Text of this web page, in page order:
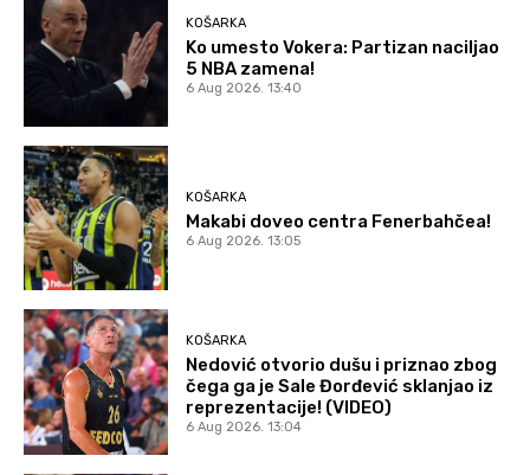
KOŠARKA
Ko umesto Vokera: Partizan naciljao
5 NBA zamena!
6 Aug 2026. 13:40
KOŠARKA
Makabi doveo centra Fenerbahčea!
6 Aug 2026. 13:05
KOŠARKA
Nedović otvorio dušu i priznao zbog
čega ga je Sale Đorđević sklanjao iz
reprezentacije! (VIDEO)
6 Aug 2026. 13:04